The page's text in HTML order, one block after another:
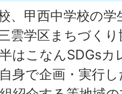
、甲西中学校の
雲学区まちづく
はこなんSDGsカ
身で企画・実行